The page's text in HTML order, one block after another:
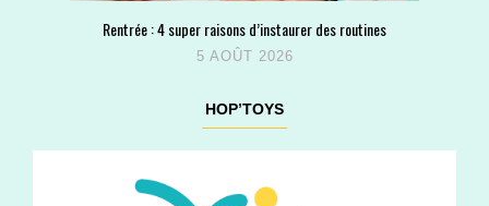
Rentrée : 4 super raisons d’instaurer des routines
5 AOÛT 2026
HOP’TOYS